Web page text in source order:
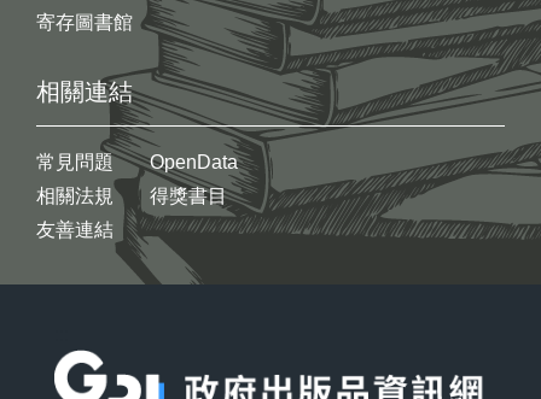
寄存圖書館
相關連結
常見問題
相關法規
友善連結
OpenData
得獎書目